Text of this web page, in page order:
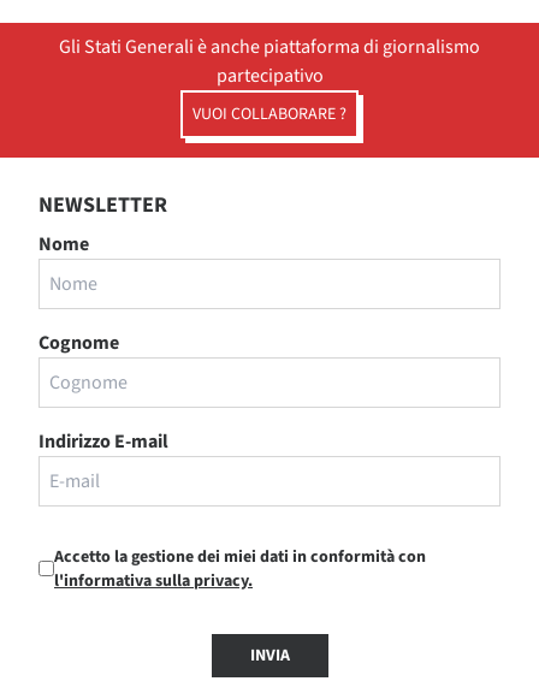
Gli Stati Generali è anche piattaforma di giornalismo
partecipativo
VUOI COLLABORARE ?
NEWSLETTER
Nome
Cognome
Indirizzo E-mail
Accetto la gestione dei miei dati in conformità con
l'informativa sulla privacy.
INVIA